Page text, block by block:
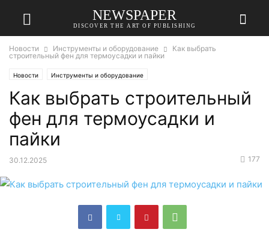
NEWSPAPER
DISCOVER THE ART OF PUBLISHING
Новости Инструменты и оборудование
Как выбрать
строительный фен для термоусадки и пайки
Новости Инструменты и оборудование
Как выбрать строительный
фен для термоусадки и
пайки
30.12.2025 177